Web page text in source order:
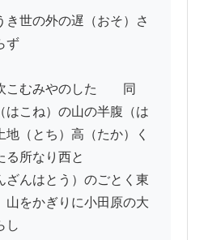
の外の遅（おそ）さ
ず
みやのした　　同
はこね）の山の半腹（は
地（とち）高（たか）く
る所なり西と
ざんはとう）のごとく東
山をかぎりに小田原の大
し